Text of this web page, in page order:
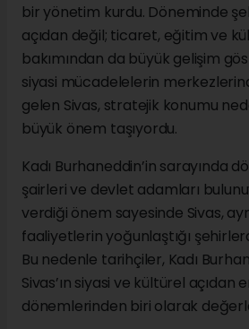
bir yönetim kurdu. Döneminde
açıdan değil; ticaret, eğitim ve
bakımından da büyük gelişim
siyasi mücadelelerin
gelen Sivas, stratejik konumu
büyük önem taşıyordu.
Kadı Burhaneddin’in sarayında
şairleri ve devlet adamları
verdiği önem sayesinde Sivas,
faaliyetlerin yoğunlaştığı
Bu nedenle tarihçiler, Kadı
Sivas’ın siyasi ve kültürel açıdan
dönemlerinden biri olarak